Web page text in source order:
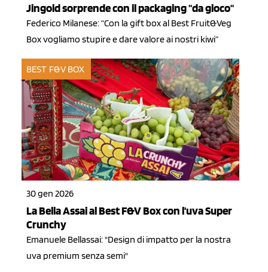
Jingold sorprende con il packaging "da gioco"
Federico Milanese: “Con la gift box al Best Fruit&Veg
Box vogliamo stupire e dare valore ai nostri kiwi”
BEST F&V BOX
30 gen 2026
La Bella Assai al Best F&V Box con l'uva Super
Crunchy
Emanuele Bellassai: "Design di impatto per la nostra
uva premium senza semi"